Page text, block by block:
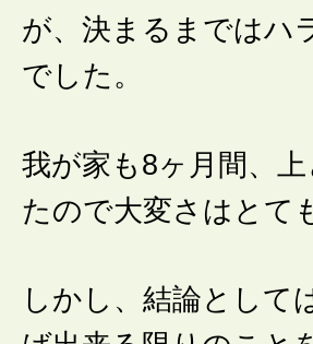
が、決まるまではハ
でした。
我が家も8ヶ月間、
たので大変さはとて
しかし、結論として